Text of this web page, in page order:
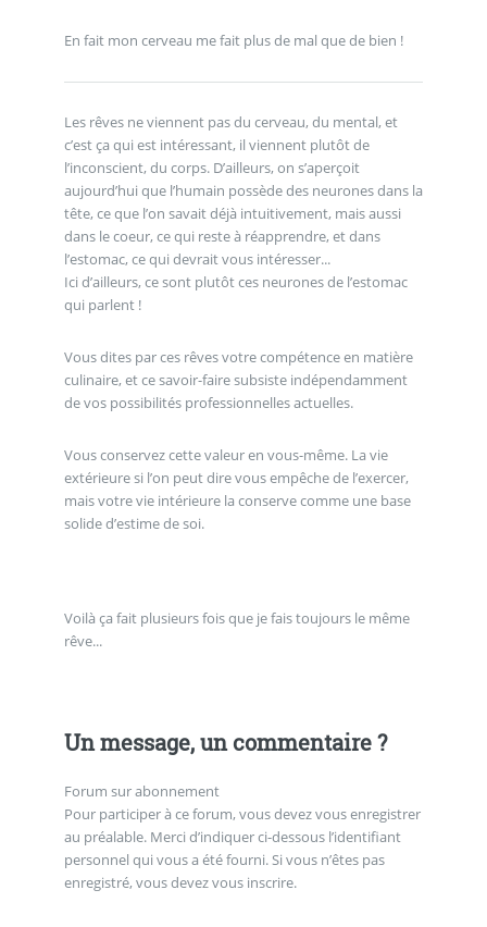
En fait mon cerveau me fait plus de mal que de bien !
Les rêves ne viennent pas du cerveau, du mental, et
c’est ça qui est intéressant, il viennent plutôt de
l’inconscient, du corps. D’ailleurs, on s’aperçoit
aujourd’hui que l’humain possède des neurones dans la
tête, ce que l’on savait déjà intuitivement, mais aussi
dans le coeur, ce qui reste à réapprendre, et dans
l’estomac, ce qui devrait vous intéresser...
Ici d’ailleurs, ce sont plutôt ces neurones de l’estomac
qui parlent !
Vous dites par ces rêves votre compétence en matière
culinaire, et ce savoir-faire subsiste indépendamment
de vos possibilités professionnelles actuelles.
Vous conservez cette valeur en vous-même. La vie
extérieure si l’on peut dire vous empêche de l’exercer,
mais votre vie intérieure la conserve comme une base
solide d’estime de soi.
Voilà ça fait plusieurs fois que je fais toujours le même
rêve...
Un message, un commentaire ?
Forum sur abonnement
Pour participer à ce forum, vous devez vous enregistrer
au préalable. Merci d’indiquer ci-dessous l’identifiant
personnel qui vous a été fourni. Si vous n’êtes pas
enregistré, vous devez vous inscrire.